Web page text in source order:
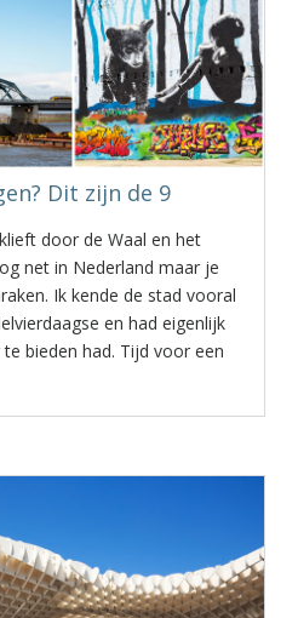
Dit zijn de 9
door de Waal en het
net in Nederland maar je
Ik kende de stad vooral
en had eigenlijk
bieden had. Tijd voor een